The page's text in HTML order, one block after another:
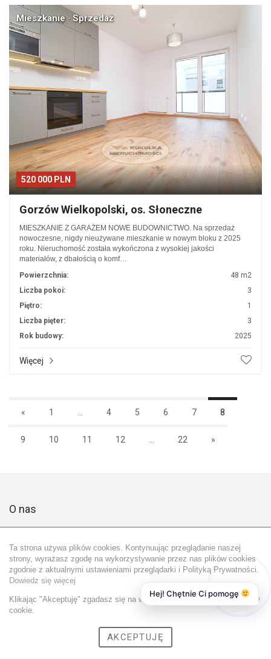
520 000 PLN
Mieszkanie · Sprzedaż
Gorzów Wielkopolski, os. Słoneczne
MIESZKANIE Z GARAŻEM NOWE BUDOWNICTWO. Na sprzedaż
nowoczesne, nigdy nieużywane mieszkanie w nowym bloku z 2025
roku. Nieruchomość została wykończona z wysokiej jakości
materiałów, z dbałością o komf…
Powierzchnia:
48 m2
Liczba pokoi:
3
Piętro:
1
Liczba pięter:
3
Rok budowy:
2025
Więcej
« 1 4 5 6 7 8
9 10 11 12 22 »
O nas
masz pewność, że Twoja transakcja zostanie przeprowadzona
szybko i profesjonalnie.
Dowiedz się więcej
Ta strona używa plików cookies. Kontynuując przeglądanie naszej
strony, wyrażasz zgodę na wykorzystywanie przez nas plików cookies
zgodnie z aktualnymi ustawieniami przeglądarki i Polityką Prywatności.
Dowiedz się więcej
Klikając "Akceptuję" zgadasz się na wykorzystywanie przez nas plików
cookie.
AKCEPTUJĘ
Hej! Chętnie Ci pomogę